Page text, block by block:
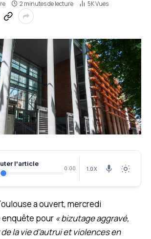
2 minutes de lecture 5KVues
l'article
0:00 1.0X
a ouvert, mercredi
pour « bizutage aggravé,
la vie d’autrui et violences en